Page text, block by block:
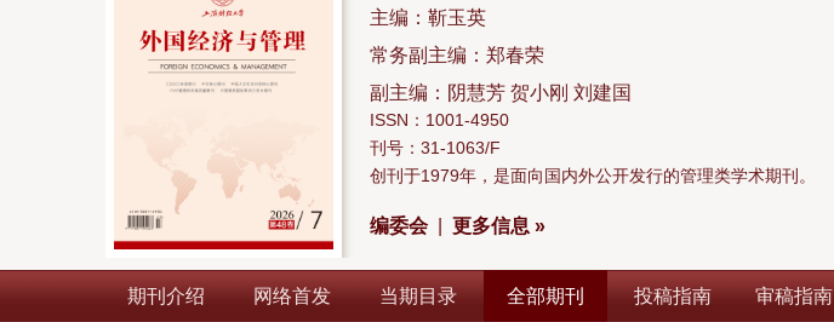
主编：靳玉英
常务副主编：郑春荣
副主编：阴慧芳 贺小刚 刘建国
ISSN：1001-4950
刊号：31-1063/F
创刊于1979年，是面向国内外公开发行的管理类学术期刊。
编委会| 更多信息 »
期刊介绍 网络首发 当期目录 全部期刊 投稿指南 审稿指南